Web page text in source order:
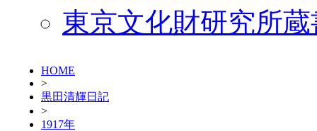
東京文化財研究所
HOME
>
黒田清輝日記
>
1917年